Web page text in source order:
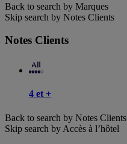
Back to search by Marques
Skip search by Notes Clients
Notes Clients
4 et +
Back to search by Notes Clients
Skip search by Accès à l’hôtel